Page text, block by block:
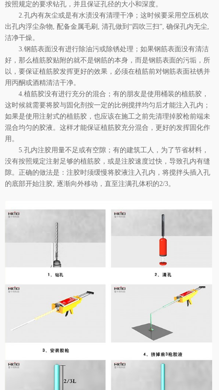
按照规定的要求钻孔，并且保证孔径的大小和深度。
2.孔内有灰尘或是有水渍没有清理干净；这时候要采用空压机吹
出孔内浮尘杂物, 配备金属毛刷, 清孔做到“四吹三扫”, 确保孔内无尘,
洁净干燥。
3.钢筋表面没有进行除油污或除锈处理；如果钢筋表面没有清洁
好，那么植筋胶贴附的就不是钢筋的本身，而是钢筋表面的污垢，所
以，要保证植筋胶发挥更好的效果，必须在植筋前对钢筋表面祛锈并
用丙酮或酒精清洁干净。
4.植筋胶没有进行充分的混合；有的朋友是使用桶装的植筋胶，
这时候就需要将胶与固化剂按一定的比例搅拌均匀后才能注入孔内；
如果是使用注射式的植筋胶，也应该在施工之前先清理掉胶枪前端未
混合均匀的胶液。这样才能保证植筋胶充分混合，更好的发挥固化作
用。
5.孔内注胶用量不足或有空隙；有的建筑工人，为了节省材料，
没有按照规定注射足够的植筋胶，或是注胶速度过快，导致孔内有缝
隙。正确的做法是：注胶时须缓慢将胶液注入孔内，将搅拌头插入孔
的底部开始注胶, 逐渐向外移动，直至注满孔体积的2/3。